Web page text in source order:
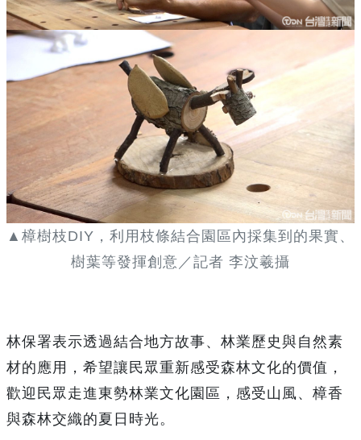
▲樟樹枝DIY，利用枝條結合園區內採集到的果實、
樹葉等發揮創意／記者 李汶羲攝
林保署表示透過結合地方故事、林業歷史與自然素
材的應用，希望讓民眾重新感受森林文化的價值，
歡迎民眾走進東勢林業文化園區，感受山風、樟香
與森林交織的夏日時光。